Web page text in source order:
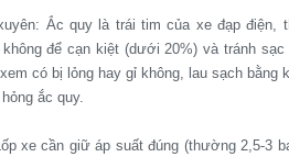
Ắc quy là trái tim của xe đạp điện,
để cạn kiệt (dưới 20%) và tránh
có bị lỏng hay gỉ không, lau sạch bằng
ắc quy.
xe cần giữ áp suất đúng (thường 2,5-3